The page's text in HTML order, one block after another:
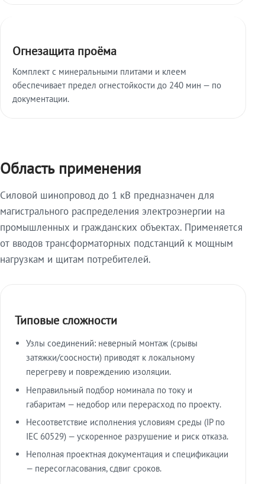
Огнезащита проёма
Комплект с минеральными плитами и клеем
обеспечивает предел огнестойкости до 240 мин — по
документации.
Область применения
Силовой шинопровод до 1 кВ предназначен для
магистрального распределения электроэнергии на
промышленных и гражданских объектах. Применяется
от вводов трансформаторных подстанций к мощным
нагрузкам и щитам потребителей.
Типовые сложности
Узлы соединений: неверный монтаж (срывы
затяжки/соосности) приводят к локальному
перегреву и повреждению изоляции.
Неправильный подбор номинала по току и
габаритам — недобор или перерасход по проекту.
Несоответствие исполнения условиям среды (IP по
IEC 60529) — ускоренное разрушение и риск отказа.
Неполная проектная документация и спецификации
— пересогласования, сдвиг сроков.